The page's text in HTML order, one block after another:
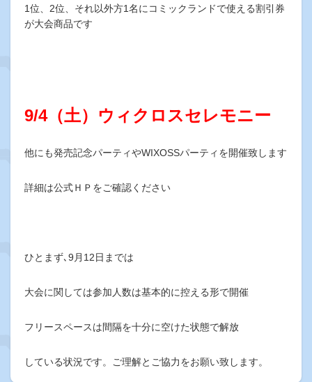
1位、2位、それ以外方1名にコミックランドで使える割引券
が大会商品です
9/4（土）ウィクロスセレモニー
他にも発売記念パーティやWIXOSSパーティを開催致します
詳細は公式ＨＰをご確認ください
ひとまず､9月12日までは
大会に関しては参加人数は基本的に控える形で開催
フリースペースは間隔を十分に空けた状態で解放
している状況です。 ご理解とご協力をお願い致します。